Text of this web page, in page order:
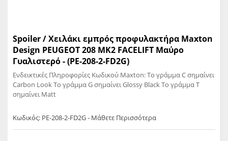
Spoiler / Χειλάκι εμπρός προφυλακτήρα Maxton
Design PEUGEOT 208 MK2 FACELIFT Μαύρο
Γυαλιστερό - (PE-208-2-FD2G)
Ενδεικτικές Πληροφορίες Κωδικού Maxton: Το γράμμα C σημαίνει
Carbon Look Το γράμμα G σημαίνει Glossy Black Το γράμμα T
σημαίνει Matt
Κωδικός: PE-208-2-FD2G - Μάθετε Περισσότερα